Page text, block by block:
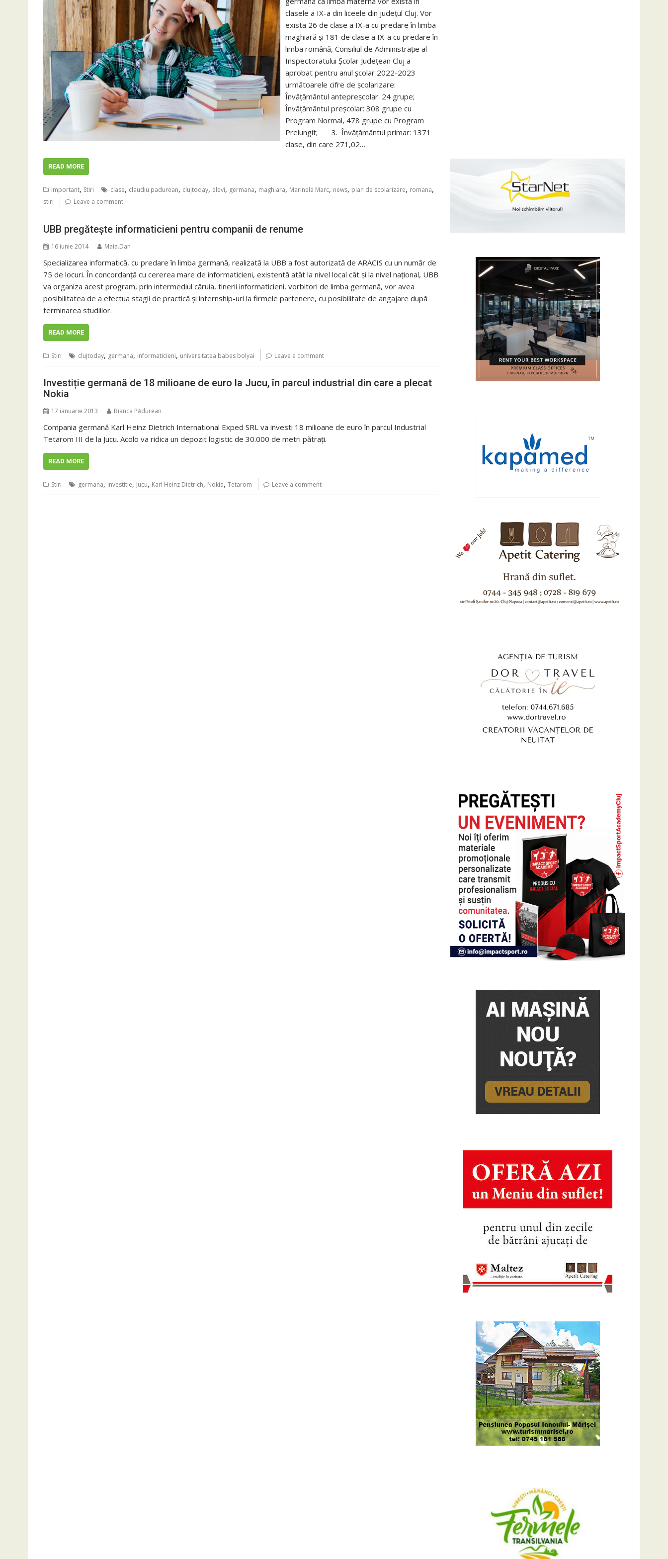
clasele a IX-a din liceele din județul Cluj. Vor
exista 26 de clase a IX-a cu predare în limba
maghiară și 181 de clase a IX-a cu predare în
limba română, Consiliul de Administrație al
Inspectoratului Școlar Județean Cluj a
aprobat pentru anul școlar 2022-2023
următoarele cifre de școlarizare:
Învățământul antepreșcolar: 24 grupe;
Învățământul preșcolar: 308 grupe cu
Program Normal, 478 grupe cu Program
Prelungit; 3. Învățământul primar: 1371
clase, din care 271,02…
READ MORE
Important, Stiri clase, claudiu padurean, clujtoday, elevi, germana, maghiara, Marinela Marc, news, plan de scolarizare, romana,
stiri Leave a comment
UBB pregătește informaticieni pentru companii de renume
16 iunie 2014 Maia.Dan
Specializarea informatică, cu predare în limba germană, realizată la UBB a fost autorizată de ARACIS cu un număr de
75 de locuri. În concordanţă cu cererea mare de informaticieni, existentă atât la nivel local cât şi la nivel naţional, UBB
va organiza acest program, prin intermediul căruia, tinerii informaticieni, vorbitori de limba germană, vor avea
posibilitatea de a efectua stagii de practică și internship-uri la firmele partenere, cu posibilitate de angajare după
terminarea studiilor.
READ MORE
Stiri clujtoday, germana, informaticieni, universitatea babes bolyai Leave a comment
Investiție germană de 18 milioane de euro la Jucu, în parcul industrial din care a plecat
Nokia
17 ianuarie 2013 Bianca Pădurean
Compania germană Karl Heinz Dietrich International Exped SRL va investi 18 milioane de euro în parcul Industrial
Tetarom III de la Jucu. Acolo va ridica un depozit logistic de 30.000 de metri pătrați.
READ MORE
Stiri germana, investitie, Jucu, Karl Heinz Dietrich, Nokia, Tetarom Leave a comment